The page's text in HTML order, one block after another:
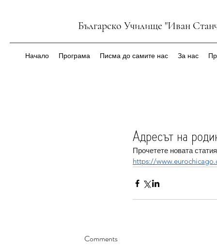
Българско Училище "Иван
Начало Програма Писма до самите нас За нас
Адресът на
Прочетете новата
https://
Comments